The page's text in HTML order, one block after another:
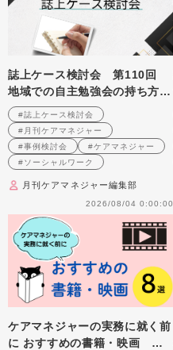
誌上ケース検討会 第110回
地域での自主勉強会の持ち方に
ついて （2009年8月号掲載）
#誌上ケース検討会
#月刊ケアマネジャー
#事例検討会
#ケアマネジャー
#ソーシャルワーク
月刊ケアマネジャー編集部
2026/08/04 0:00:00
ケアマネジャーの実務に就く前
に おすすめの書籍・映画 ８